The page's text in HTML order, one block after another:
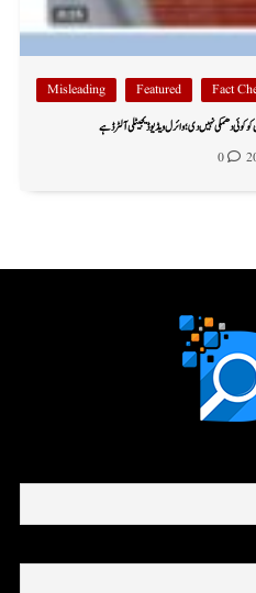
Fact
Featured
Misleading
دھمکی نہیں دی؛ وائرل ویڈیو ڈیجیٹلی آلٹرڈ ہے
0